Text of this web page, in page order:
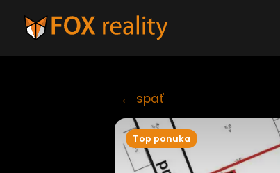
← späť
Top ponuka